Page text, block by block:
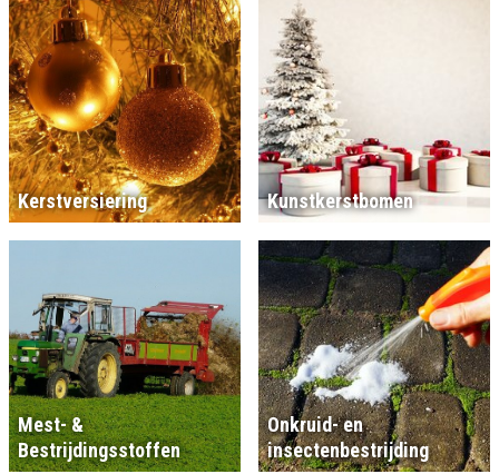
Kerstversiering Kunstkerstbomen
Mest- &
Bestrijdingsstoffen
Onkruid- en
insectenbestrijding